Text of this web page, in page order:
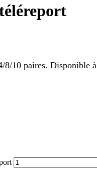
10 paires. Disponible